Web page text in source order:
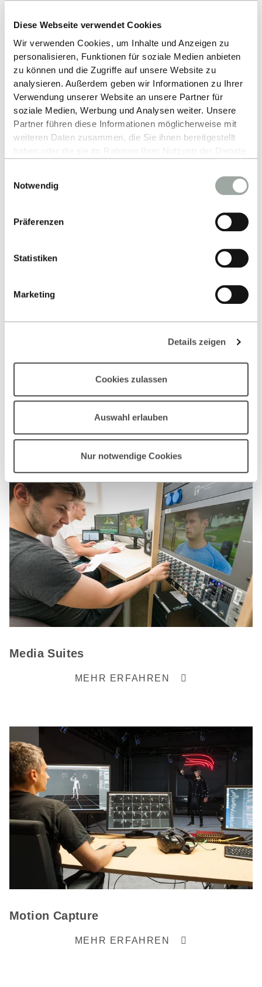
Diese Webseite verwendet Cookies
Wir verwenden Cookies, um Inhalte und Anzeigen zu
personalisieren, Funktionen für soziale Medien anbieten
zu können und die Zugriffe auf unsere Website zu
analysieren. Außerdem geben wir Informationen zu Ihrer
Verwendung unserer Website an unsere Partner für
soziale Medien, Werbung und Analysen weiter. Unsere
Partner führen diese Informationen möglicherweise mit
weiteren Daten zusammen, die Sie ihnen bereitgestellt
Alles zum Thema Cookies und personenbezogene
Datenverarbeitung entnehmen Sie unserer
Notwendig
Präferenzen
Statistiken
Marketing
Details zeigen
Cookies zulassen
Auswahl erlauben
Nur notwendige Cookies
Lehr- und Forschungs Operationssaal
MEHR ERFAHREN
Media Suites
MEHR ERFAHREN
Motion Capture
MEHR ERFAHREN